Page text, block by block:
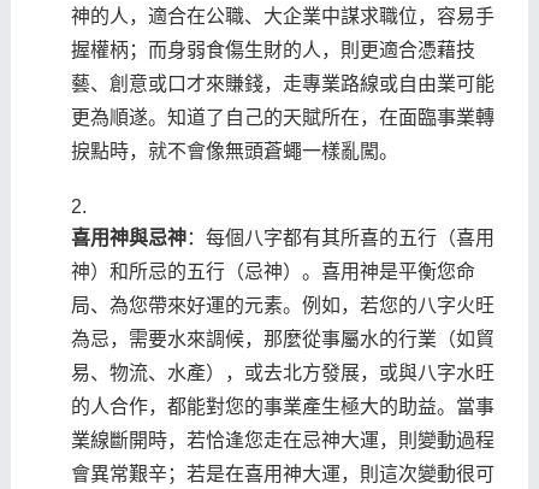
神的人，適合在公職、大企業中謀求職位，容易手
握權柄；而身弱食傷生財的人，則更適合憑藉技
藝、創意或口才來賺錢，走專業路線或自由業可能
更為順遂。知道了自己的天賦所在，在面臨事業轉
捩點時，就不會像無頭蒼蠅一樣亂闖。
喜用神與忌神：每個八字都有其所喜的五行（喜用
神）和所忌的五行（忌神）。喜用神是平衡您命
局、為您帶來好運的元素。例如，若您的八字火旺
為忌，需要水來調候，那麼從事屬水的行業（如貿
易、物流、水產），或去北方發展，或與八字水旺
的人合作，都能對您的事業產生極大的助益。當事
業線斷開時，若恰逢您走在忌神大運，則變動過程
會異常艱辛；若是在喜用神大運，則這次變動很可